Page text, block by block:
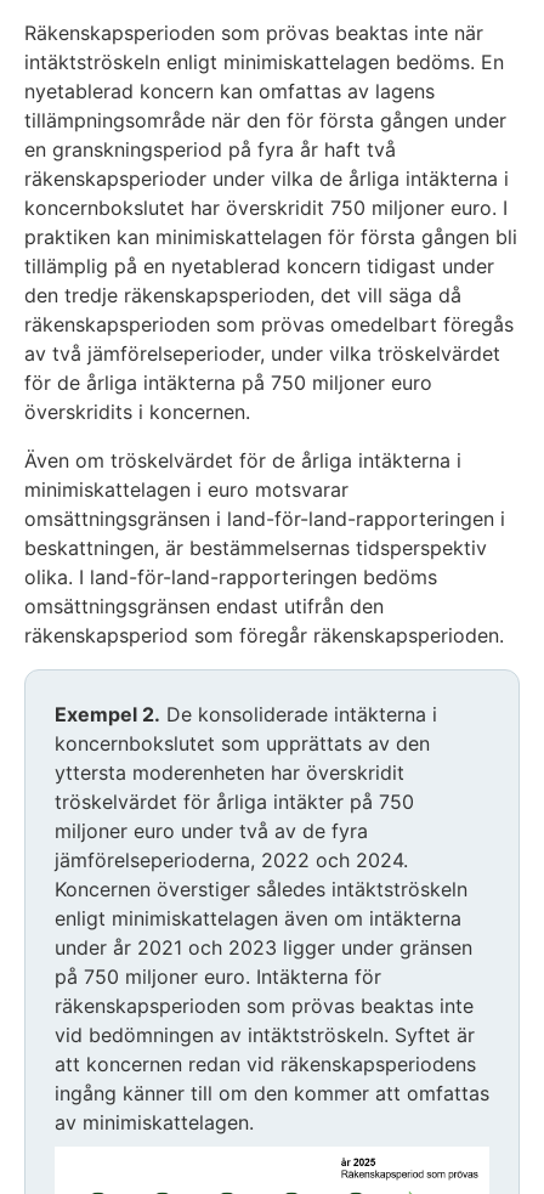
Räkenskapsperioden som prövas beaktas inte när
intäktströskeln enligt minimiskattelagen bedöms. En
nyetablerad koncern kan omfattas av lagens
tillämpningsområde när den för första gången under
en granskningsperiod på fyra år haft två
räkenskapsperioder under vilka de årliga intäkterna i
koncernbokslutet har överskridit 750 miljoner euro. I
praktiken kan minimiskattelagen för första gången bli
tillämplig på en nyetablerad koncern tidigast under
den tredje räkenskapsperioden, det vill säga då
räkenskapsperioden som prövas omedelbart föregås
av två jämförelseperioder, under vilka tröskelvärdet
för de årliga intäkterna på 750 miljoner euro
överskridits i koncernen.
Även om tröskelvärdet för de årliga intäkterna i
minimiskattelagen i euro motsvarar
omsättningsgränsen i land-för-land-rapporteringen i
beskattningen, är bestämmelsernas tidsperspektiv
olika. I land-för-land-rapporteringen bedöms
omsättningsgränsen endast utifrån den
räkenskapsperiod som föregår räkenskapsperioden.
Exemplet
inleds
Exempel 2. De konsoliderade intäkterna i
koncernbokslutet som upprättats av den
yttersta moderenheten har överskridit
tröskelvärdet för årliga intäkter på 750
miljoner euro under två av de fyra
jämförelseperioderna, 2022 och 2024.
Koncernen överstiger således intäktströskeln
enligt minimiskattelagen även om intäkterna
under år 2021 och 2023 ligger under gränsen
på 750 miljoner euro. Intäkterna för
räkenskapsperioden som prövas beaktas inte
vid bedömningen av intäktströskeln. Syftet är
att koncernen redan vid räkenskapsperiodens
ingång känner till om den kommer att omfattas
av minimiskattelagen.